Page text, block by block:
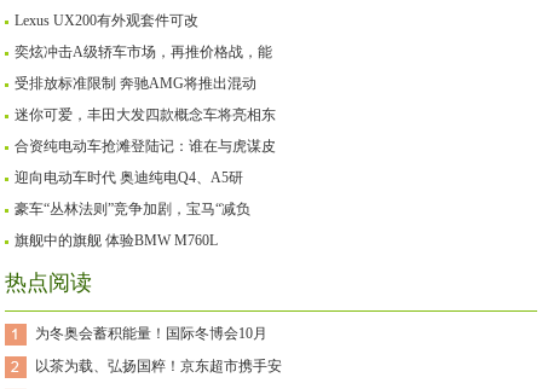
Lexus UX200有外观套件可改
奕炫冲击A级轿车市场，再推价格战，能
受排放标准限制 奔驰AMG将推出混动
迷你可爱，丰田大发四款概念车将亮相东
合资纯电动车抢滩登陆记：谁在与虎谋皮
迎向电动车时代 奥迪纯电Q4、A5研
豪车“丛林法则”竞争加剧，宝马“减负
旗舰中的旗舰 体验BMW M760L
热点阅读
为冬奥会蓄积能量！国际冬博会10月
以茶为载、弘扬国粹！京东超市携手安